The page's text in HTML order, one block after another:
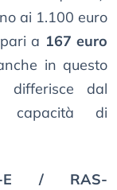
ai 1.100 euro
a 167 euro
in questo
differisce dal
capacità di
E / RAS-